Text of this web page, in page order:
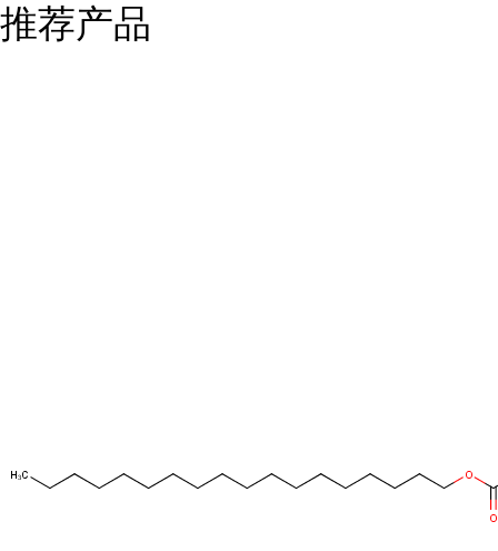
推荐产品